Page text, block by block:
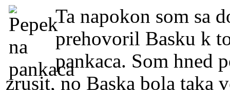
Ta napokon som sa
prehovoril Basku k
pankaca. Som hned
zrusit, no Baska bola taka